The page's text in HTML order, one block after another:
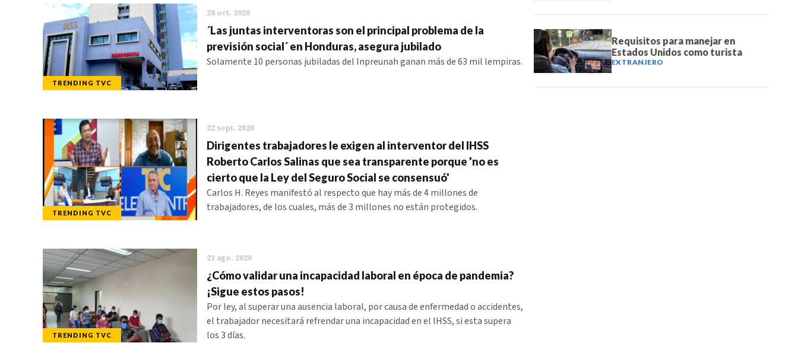
TRENDING TVC
28 oct. 2020
´Las juntas interventoras son el principal problema de la
previsión social´ en Honduras, asegura jubilado
Solamente 10 personas jubiladas del Inpreunah ganan más de 63 mil lempiras.
TRENDING TVC
22 sept. 2020
Dirigentes trabajadores le exigen al interventor del IHSS
Roberto Carlos Salinas que sea transparente porque 'no es
cierto que la Ley del Seguro Social se consensuó'
Carlos H. Reyes manifestó al respecto que hay más de 4 millones de
trabajadores, de los cuales, más de 3 millones no están protegidos.
TRENDING TVC
21 ago. 2020
¿Cómo validar una incapacidad laboral en época de pandemia?
¡Sigue estos pasos!
Por ley, al superar una ausencia laboral, por causa de enfermedad o accidentes,
el trabajador necesitará refrendar una incapacidad en el IHSS, si esta supera
los 3 días.
Requisitos para manejar en
Estados Unidos como turista
EXTRANJERO